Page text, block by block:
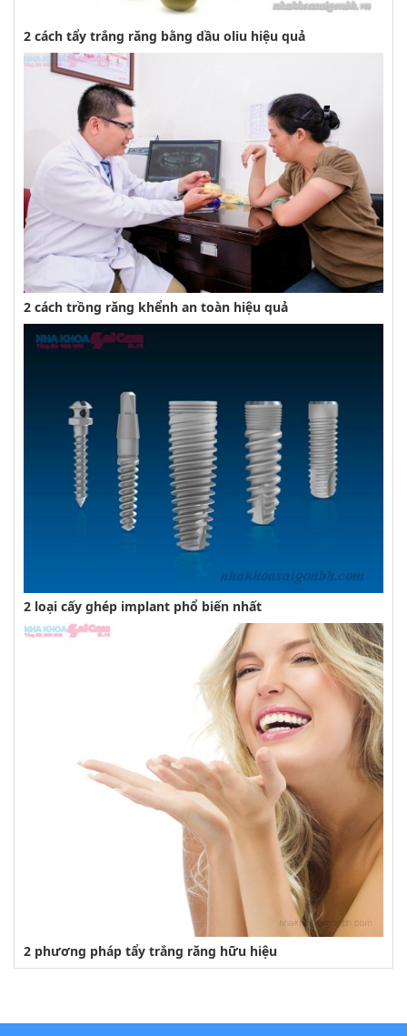
2 cách tẩy trắng răng bằng dầu oliu hiệu quả
2 cách trồng răng khểnh an toàn hiệu quả
2 loại cấy ghép implant phổ biến nhất
2 phương pháp tẩy trắng răng hữu hiệu